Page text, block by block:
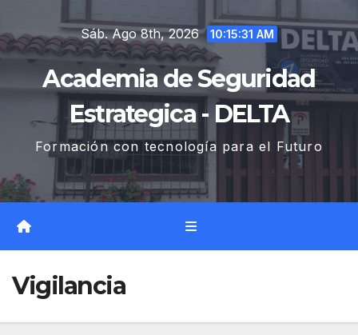
al
contenido
Sáb. Ago 8th, 2026 10:15:32 AM
Academia de Seguridad
Estrategica - DELTA
Formación con tecnología para el Futuro
Vigilancia